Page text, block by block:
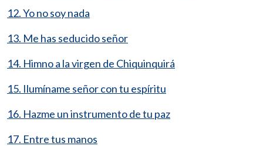
12. Yo no soy nada
13. Me has seducido señor
14. Himno a la virgen de Chiquinquirá
15. Ilumíname señor con tu espíritu
16. Hazme un instrumento de tu paz
17. Entre tus manos